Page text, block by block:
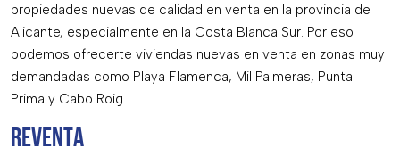
propiedades nuevas de calidad en venta en la provincia de
Alicante, especialmente en la Costa Blanca Sur. Por eso
podemos ofrecerte viviendas nuevas en venta en zonas muy
demandadas como Playa Flamenca, Mil Palmeras, Punta
Prima y Cabo Roig.
REVENTA